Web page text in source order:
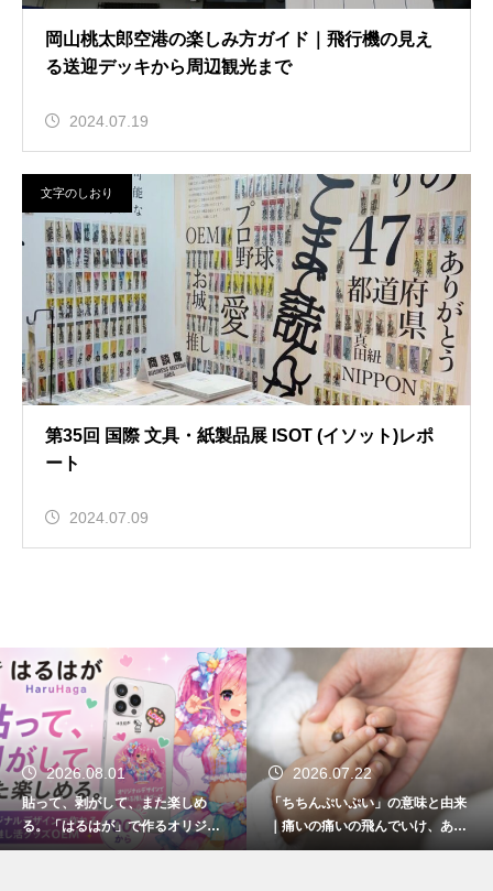
岡山桃太郎空港の楽しみ方ガイド｜飛行機の見え
る送迎デッキから周辺観光まで
2024.07.19
文字のしおり
第35回 国際 文具・紙製品展 ISOT (イソット)レポ
ート
2024.07.09
2026.08.01
貼って、剥がして、また楽しめ
る。「はるはが」で作るオリジナ
ル推し活グッズ
2026.07.22
「ちちんぷいぷい」の意味と由来
｜痛いの痛いの飛んでいけ、あの
呪文はどこから来たのか